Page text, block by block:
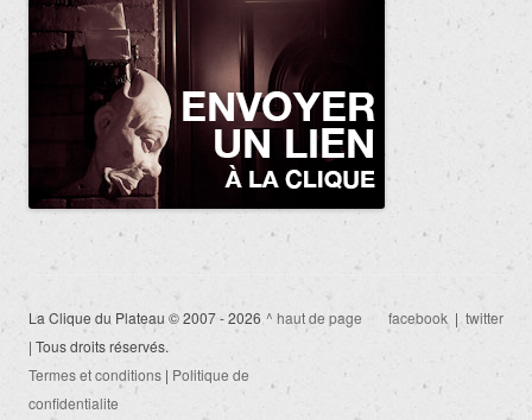
La Clique du Plateau © 2007 - 2026
| Tous droits réservés.
Termes et conditions | Politique de
confidentialite
^ haut de page facebook | twitter